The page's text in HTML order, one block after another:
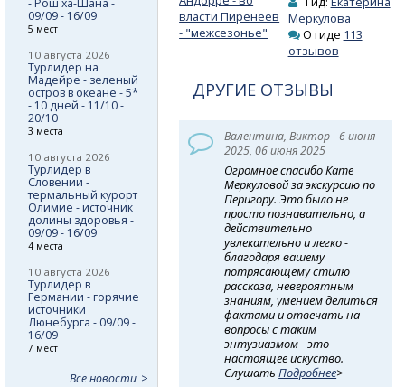
власти Пиренеев
- "межсезонье"
Меркулова
О гиде 113
отзывов
ДРУГИЕ ОТЗЫВЫ
Валентина, Виктор - 6 июня
2025, 06 июня 2025
Огромное спасибо Кате
Меркуловой за экскурсию по
Перигору. Это было не
просто познавательно, а
действительно
увлекательно и легко -
благодаря вашему
потрясающему стилю
рассказа, невероятным
знаниям, умением делиться
фактами и отвечать на
вопросы с таким
энтузиазмом - это
настоящее искуство.
СлушатьПодробнее>
09/09 - 16/09
5 мест
10 августа 2026
Турлидер на
Мадейре - зеленый
остров в океане - 5*
- 10 дней - 11/10 -
20/10
3 места
10 августа 2026
Турлидер в
Словении -
термальный курорт
Олимие - источник
долины здоровья -
09/09 - 16/09
4 места
10 августа 2026
Турлидер в
Германии - горячие
источники
Люнебурга - 09/09 -
16/09
7 мест
Все новости